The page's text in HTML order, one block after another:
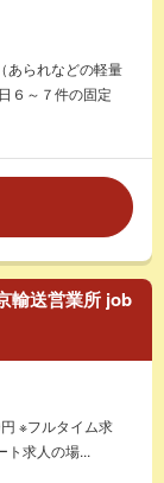
あられなどの軽量
６～７件の固定
輸送営業所 job
※フルタイム求
ト求人の場...